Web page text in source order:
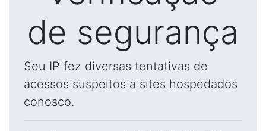
de segurança
Seu IP fez diversas tentativas de
acessos suspeitos a sites hospedados
conosco.